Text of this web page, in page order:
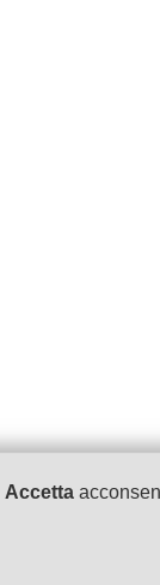
Accetta